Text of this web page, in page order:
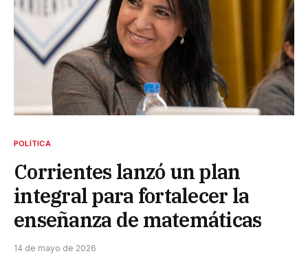
POLÍTICA
Corrientes lanzó un plan
integral para fortalecer la
enseñanza de matemáticas
14 de mayo de 2026